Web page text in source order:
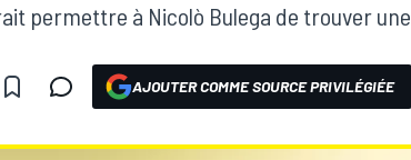
permettre à Nicolò Bulega de trouver une
AJOUTER COMME SOURCE PRIVILÉGIÉE